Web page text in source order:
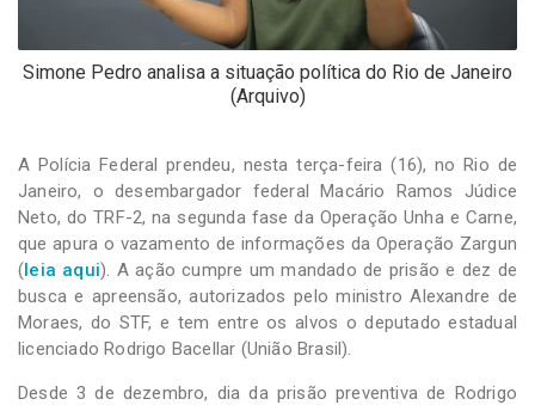
Simone Pedro analisa a situação política do Rio de Janeiro
(Arquivo)
A Polícia Federal prendeu, nesta terça-feira (16), no Rio de
Janeiro, o desembargador federal Macário Ramos Júdice
Neto, do TRF-2, na segunda fase da Operação Unha e Carne,
que apura o vazamento de informações da Operação Zargun
(leia aqui). A ação cumpre um mandado de prisão e dez de
busca e apreensão, autorizados pelo ministro Alexandre de
Moraes, do STF, e tem entre os alvos o deputado estadual
licenciado Rodrigo Bacellar (União Brasil).
Desde 3 de dezembro, dia da prisão preventiva de Rodrigo